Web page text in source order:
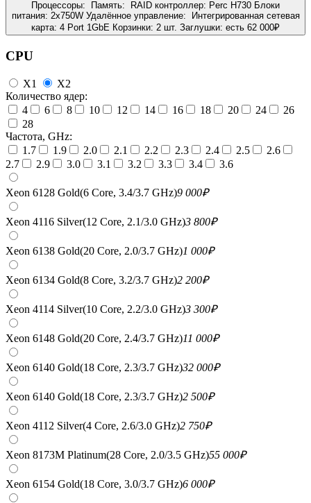
Процессоры: Память: RAID контроллер: Perc H730 Блоки
питания: 2x750W Удалённое управление:
Интегрированная сетевая
карта: 4 Port 1GbE Корзинки: 2 шт. Заглушки: есть 62 000₽
CPU
X1
X2
Количество ядер:
4
6 8 10 12 14 16 18 20 24
26
28
Частота, GHz:
1.7
1.9 2.0 2.1 2.2 2.3 2.4 2.5
2.6
2.7
2.9 3.0 3.1 3.2 3.3 3.4 3.6
Xeon 6128 Gold(6 Core, 3.4/3.7 GHz)9 000₽
Xeon 4116 Silver(12 Core, 2.1/3.0 GHz)3 800₽
Xeon 6138 Gold(20 Core, 2.0/3.7 GHz)1 000₽
Xeon 6134 Gold(8 Core, 3.2/3.7 GHz)2 200₽
Xeon 4114 Silver(10 Core, 2.2/3.0 GHz)3 300₽
Xeon 6148 Gold(20 Core, 2.4/3.7 GHz)11 000₽
Xeon 6140 Gold(18 Core, 2.3/3.7 GHz)32 000₽
Xeon 6140 Gold(18 Core, 2.3/3.7 GHz)2 500₽
Xeon 4112 Silver(4 Core, 2.6/3.0 GHz)2 750₽
Xeon 8173M Platinum(28 Core, 2.0/3.5 GHz)55 000₽
Xeon 6154 Gold(18 Core, 3.0/3.7 GHz)6 000₽